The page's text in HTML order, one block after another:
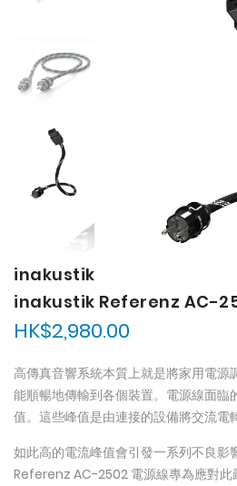
inakustik
inakustik Referenz AC-
HK$2,980.00
高傳真音響系統本質上就是將家用電源
能順暢地傳輸到各個裝置。電源線面臨
值。這些峰值是由連接的設備將交流電
如此高的電流峰值會引發一系列不良影
Referenz AC-2502 電源線專為應對此